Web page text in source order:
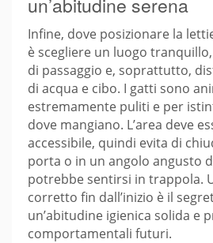
un’abitudine serena
Infine, dove posizionare la
è scegliere un luogo
di passaggio e, soprattutto,
di acqua e cibo. I gatti sono
estremamente puliti e per
dove mangiano. L’area deve
accessibile, quindi evita di
porta o in un angolo angusto
potrebbe sentirsi in trappola.
corretto fin dall’inizio è il
un’abitudine igienica solida e
comportamentali futuri.